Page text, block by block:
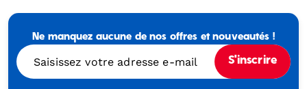
-
Generations
Play
Ne manquez aucune de nos offres et nouveautés !
Saisissez votre adresse e-mail S'inscrire